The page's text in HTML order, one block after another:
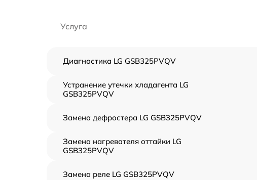
Услуга
Диагностика LG GSB325PVQV
Устранение утечки хладагента LG
GSB325PVQV
Замена дефростера LG GSB325PVQV
Замена нагревателя оттайки LG
GSB325PVQV
Замена реле LG GSB325PVQV